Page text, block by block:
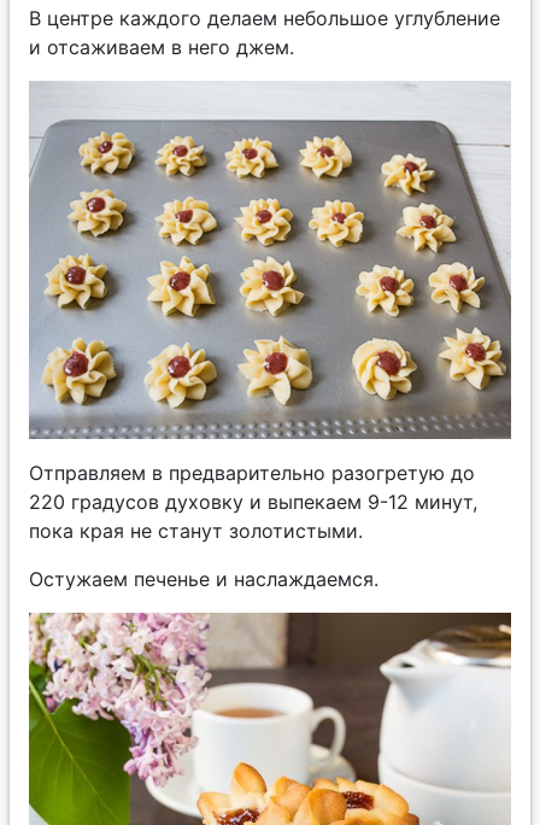
В центре каждого делаем небольшое углубление
и отсаживаем в него джем.
Отправляем в предварительно разогретую до
220 градусов духовку и выпекаем 9-12 минут,
пока края не станут золотистыми.
Остужаем печенье и наслаждаемся.